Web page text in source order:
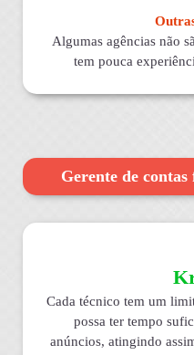
Algumas agências não
tem pouca
Gerente de contas
Cada técnico tem um
possa ter tempo
anúncios, atingindo